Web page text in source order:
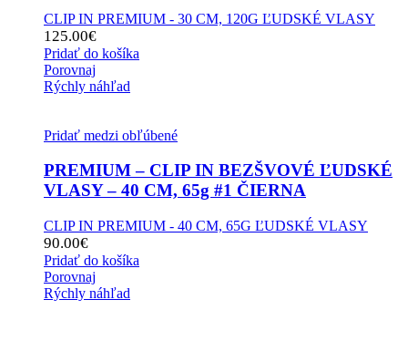
CLIP IN PREMIUM - 30 CM, 120G ĽUDSKÉ VLASY
125.00€
Pridať do košíka
Porovnaj
Rýchly náhľad
Pridať medzi obľúbené
PREMIUM – CLIP IN BEZŠVOVÉ ĽUDSKÉ
VLASY – 40 CM, 65g #1 ČIERNA
CLIP IN PREMIUM - 40 CM, 65G ĽUDSKÉ VLASY
90.00€
Pridať do košíka
Porovnaj
Rýchly náhľad